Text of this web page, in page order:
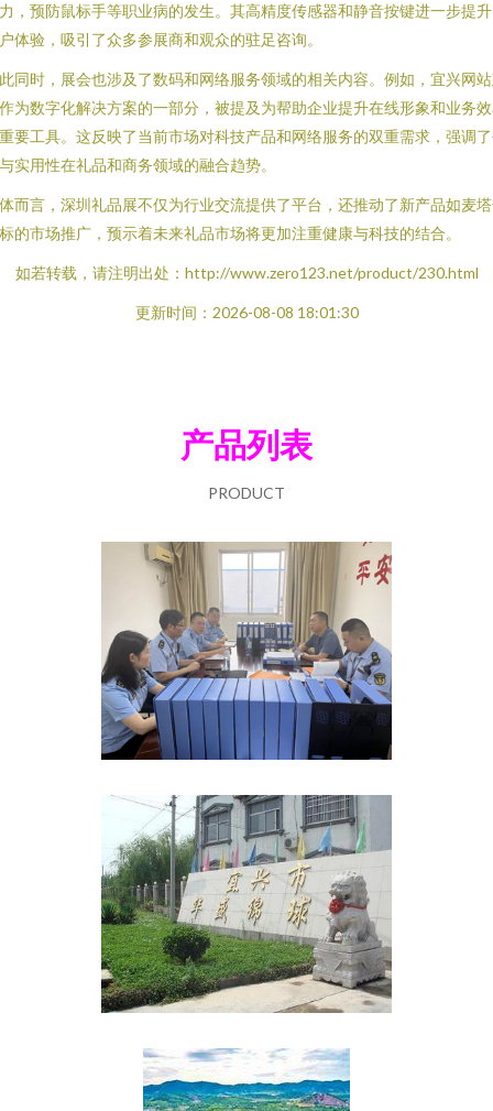
，预防鼠标手等职业病的发生。其高精度传感器和静音按键进一步提
体验，吸引了众多参展商和观众的驻足咨询。
同时，展会也涉及了数码和网络服务领域的相关内容。例如，宜兴网
为数字化解决方案的一部分，被提及为帮助企业提升在线形象和业务
要工具。这反映了当前市场对科技产品和网络服务的双重需求，强调
实用性在礼品和商务领域的融合趋势。
而言，深圳礼品展不仅为行业交流提供了平台，还推动了新产品如麦
的市场推广，预示着未来礼品市场将更加注重健康与科技的结合。
如若转载，请注明出处：http://www.zero123.net/product/230.html
更新时间：2026-08-08 18:01:30
产品列表
PRODUCT